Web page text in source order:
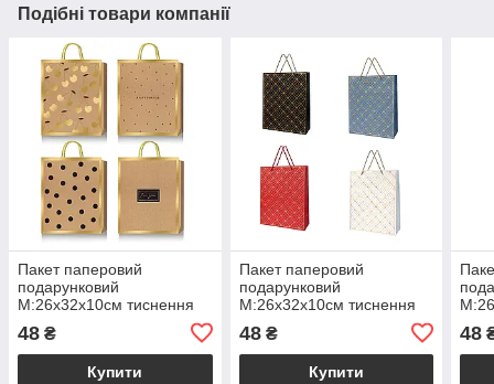
Подібні товари компанії
Пакет паперовий
подарунковий
М:26х32х10см тиснення
48 ₴
Купити
Пакет паперовий
подарунковий
М:26х32х10см тиснення
48₴
Купити
48